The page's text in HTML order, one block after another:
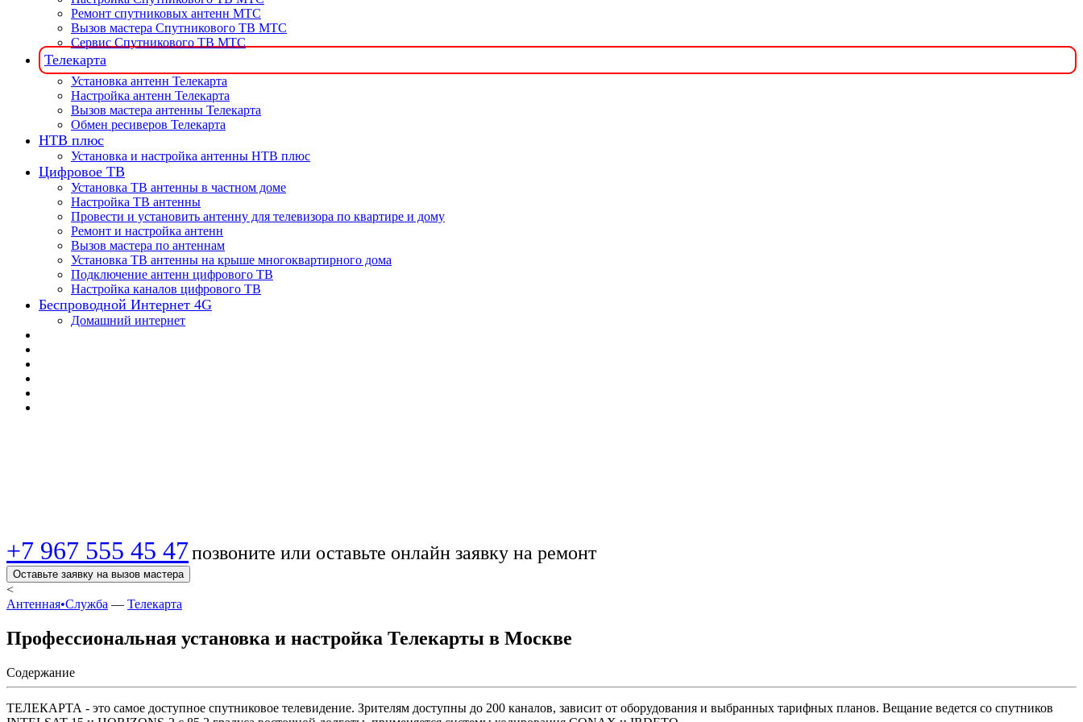
Ремонт спутниковых антенн МТС
Вызов мастера Спутникового ТВ МТС
Сервис Спутникового ТВ МТС
Телекарта
Установка антенн Телекарта
Настройка антенн Телекарта
Вызов мастера антенны Телекарта
Обмен ресиверов Телекарта
НТВ плюс
Установка и настройка антенны НТВ плюс
Цифровое ТВ
Установка ТВ антенны в частном доме
Настройка ТВ антенны
Провести и установить антенну для телевизора по квартире и дому
Ремонт и настройка антенн
Вызов мастера по антеннам
Установка ТВ антенны на крыше многоквартирного дома
Подключение антенн цифрового ТВ
Настройка каналов цифрового ТВ
Беспроводной Интернет 4G
Домашний интернет
+7 967 555 45 47позвоните или оставьте онлайн заявку на ремонт
Оставьте заявку на вызов мастера
<
Антенная•Служба — Телекарта
Профессиональная установка и настройка Телекарты в Москве
Содержание
ТЕЛЕКАРТА - это самое доступное спутниковое телевидение. Зрителям доступны до 200 каналов, зависит от оборудования и выбранных тарифных планов. Вещание ведется со спутников